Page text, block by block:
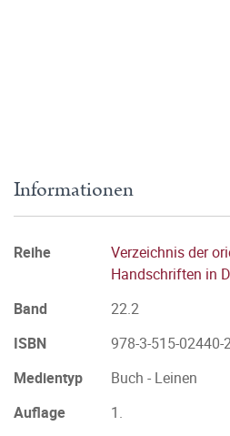
Informationen
Reihe
Verzeichnis der
Handschriften in
Band
22.2
ISBN
978-3-515-02440-
Medientyp
Buch - Leinen
Auflage
1.